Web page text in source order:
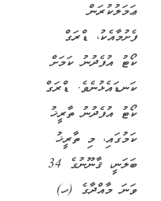
ޢަމަލުކުރަން
ފެށުމާއެކު، ޑްރަގް
ކޯޓު އުފެދުނު ކަމަށް
ކަނޑައެޅުނެވެ. ޑްރަގް
ކޯޓު އުފެދުނު ތާރީޚު
ކަމުގައި، މި ތާރީޚު
ބަލަނީ، ޤާނޫނުގެ 34
ވަނަ މާއްދާގެ (ހ)